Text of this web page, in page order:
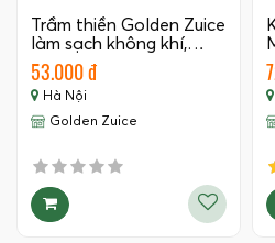
Trầm thiền Golden Zuice
làm sạch không khí,…
53.000 đ
Hà Nội
Golden Zuice